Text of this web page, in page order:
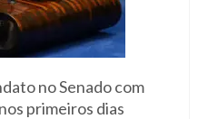
no Senado com
primeiros dias